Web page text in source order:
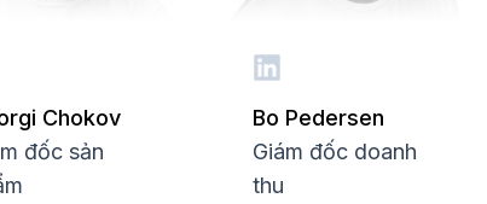
Chokov
đốc sản
Bo Pedersen
Giám đốc doanh
thu